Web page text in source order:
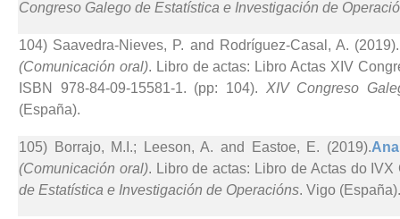
Congreso Galego de Estatística e Investigación de
104) Saavedra-Nieves, P. and Rodríguez-Casal, A. (2019).
(Comunicación oral). Libro de actas: Libro Actas XIV
ISBN 978-84-09-15581-1. (pp: 104). XIV Congreso
(España).
105) Borrajo, M.I.; Leeson, A. and Eastoe, E. (2019).
(Comunicación oral). Libro de actas: Libro de Actas do
de Estatística e Investigación de Operacións. Vigo (España).